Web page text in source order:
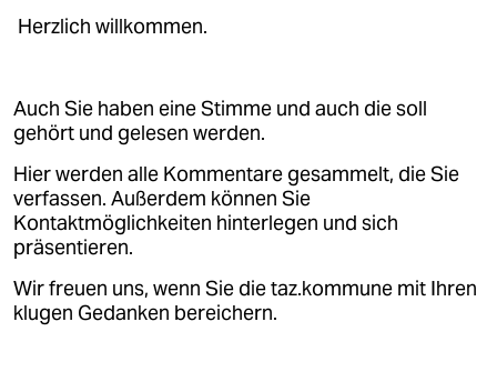
abo
genossenschaft
epaper login
Herzlich willkommen.
Auch Sie haben eine Stimme und auch die soll
gehört und gelesen werden.
Hier werden alle Kommentare gesammelt, die Sie
verfassen. Außerdem können Sie
Kontaktmöglichkeiten hinterlegen und sich
präsentieren.
Wir freuen uns, wenn Sie die taz.kommune mit Ihren
klugen Gedanken bereichern.